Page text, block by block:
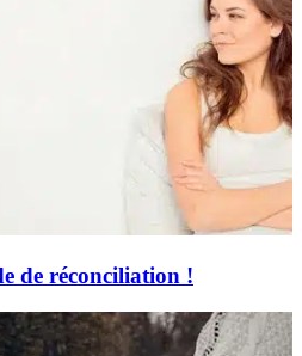
de réconciliation !